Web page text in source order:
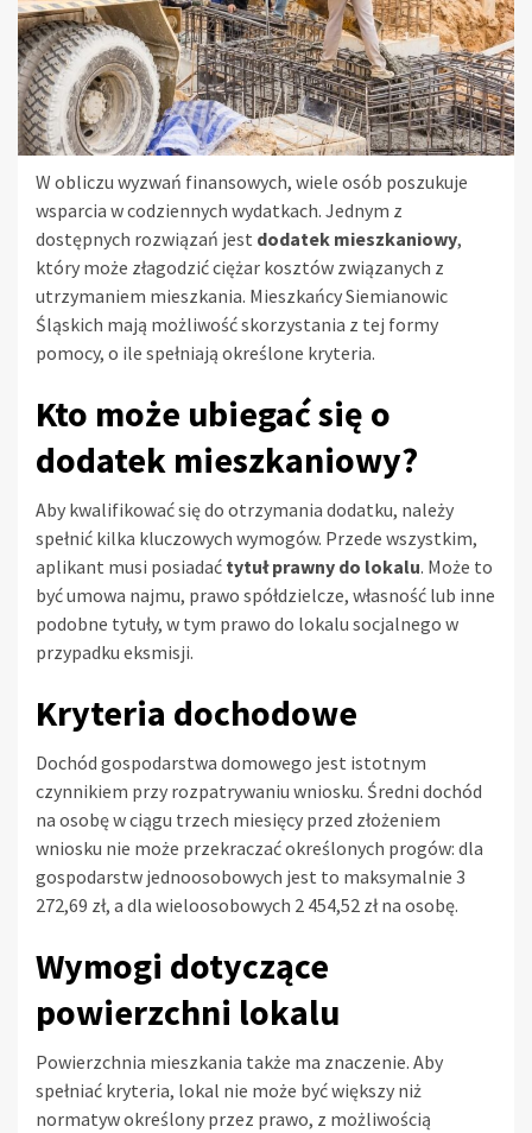
W obliczu wyzwań finansowych, wiele osób poszukuje
wsparcia w codziennych wydatkach. Jednym z
dostępnych rozwiązań jest dodatek mieszkaniowy,
który może złagodzić ciężar kosztów związanych z
utrzymaniem mieszkania. Mieszkańcy Siemianowic
Śląskich mają możliwość skorzystania z tej formy
pomocy, o ile spełniają określone kryteria.
Kto może ubiegać się o
dodatek mieszkaniowy?
Aby kwalifikować się do otrzymania dodatku, należy
spełnić kilka kluczowych wymogów. Przede wszystkim,
aplikant musi posiadać tytuł prawny do lokalu. Może to
być umowa najmu, prawo spółdzielcze, własność lub inne
podobne tytuły, w tym prawo do lokalu socjalnego w
przypadku eksmisji.
Kryteria dochodowe
Dochód gospodarstwa domowego jest istotnym
czynnikiem przy rozpatrywaniu wniosku. Średni dochód
na osobę w ciągu trzech miesięcy przed złożeniem
wniosku nie może przekraczać określonych progów: dla
gospodarstw jednoosobowych jest to maksymalnie 3
272,69 zł, a dla wieloosobowych 2 454,52 zł na osobę.
Wymogi dotyczące
powierzchni lokalu
Powierzchnia mieszkania także ma znaczenie. Aby
spełniać kryteria, lokal nie może być większy niż
normatyw określony przez prawo, z możliwością